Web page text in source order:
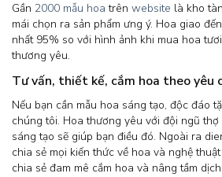
Gần 2000 mẫu hoa trên website là kho
mái chọn ra sản phẩm ưng ý. Hoa giao
nhất 95% so với hình ảnh khi mua hoa
thương yêu.
Tư vấn, thiết kế, cắm hoa theo yêu
Nếu bạn cần mẫu hoa sáng tạo, độc đáo
chúng tôi. Hoa thương yêu với đội ngũ
sáng tạo sẽ giúp bạn điều đó. Ngoài ra
chia sẻ mọi kiến thức về hoa và nghệ
chia sẻ đam mê cắm hoa và nâng tầm